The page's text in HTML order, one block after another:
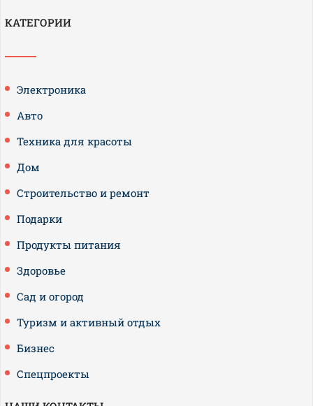
КАТЕГОРИИ
Электроника
Авто
Техника для красоты
Дом
Строительство и ремонт
Подарки
Продукты питания
Здоровье
Сад и огород
Туризм и активный отдых
Бизнес
Спецпроекты